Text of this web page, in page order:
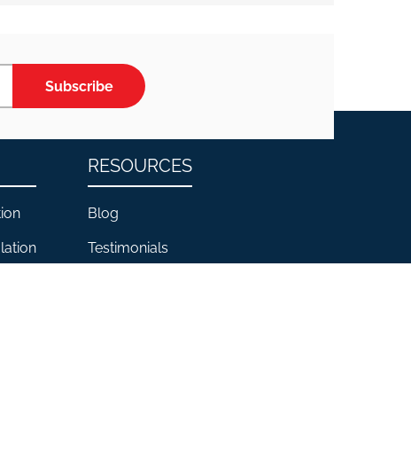
Subscribe
RESOURCES
Blog
Testimonials